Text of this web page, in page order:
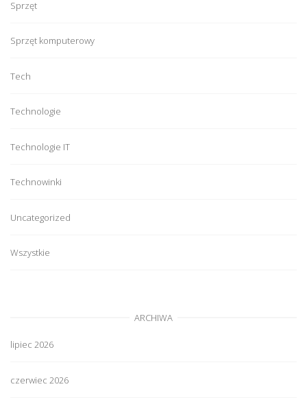
Sprzęt
Sprzęt komputerowy
Tech
Technologie
Technologie IT
Technowinki
Uncategorized
Wszystkie
ARCHIWA
lipiec 2026
czerwiec 2026